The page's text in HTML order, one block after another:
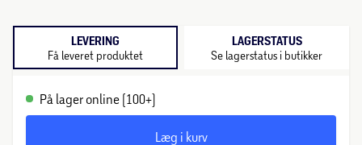
LEVERING
Få leveret produktet
LAGERSTATUS
Se lagerstatus i butikker
På lager online (100+)
Læg i kurv